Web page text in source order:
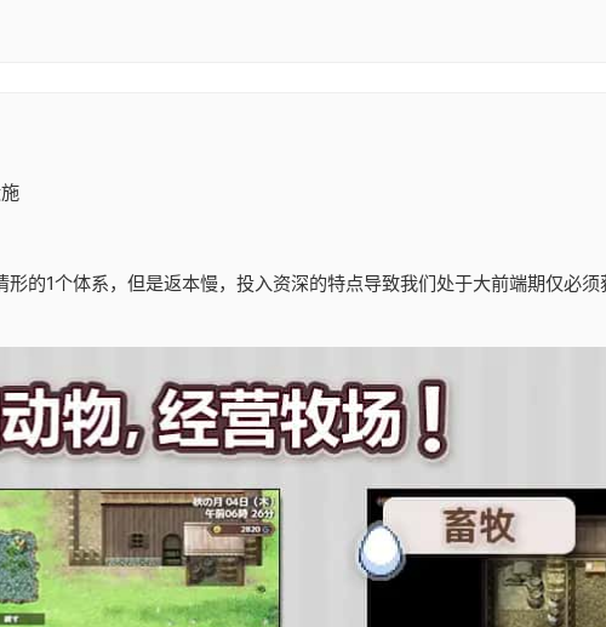
的1个体系，但是返本慢，投入资深的特点导致我们处于大前端期仅必